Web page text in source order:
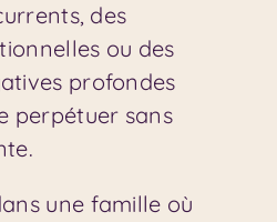
des
ou des
profondes
perpétuer sans
une famille où